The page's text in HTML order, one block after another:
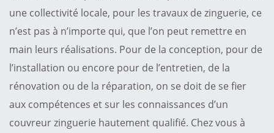
une collectivité locale, pour les travaux de zinguerie, ce
n’est pas à n’importe qui, que l’on peut remettre en
main leurs réalisations. Pour de la conception, pour de
l’installation ou encore pour de l’entretien, de la
rénovation ou de la réparation, on se doit de se fier
aux compétences et sur les connaissances d’un
couvreur zinguerie hautement qualifié. Chez vous à